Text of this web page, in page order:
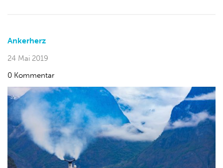
Ankerherz
24 Mai 2019
0 Kommentar